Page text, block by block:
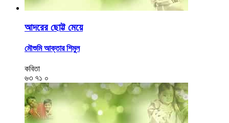
আদরের ছোট্ট মেয়ে
মৌশুমি আক্তার শিমুল
কবিতা
৬৩ ৭১ ০